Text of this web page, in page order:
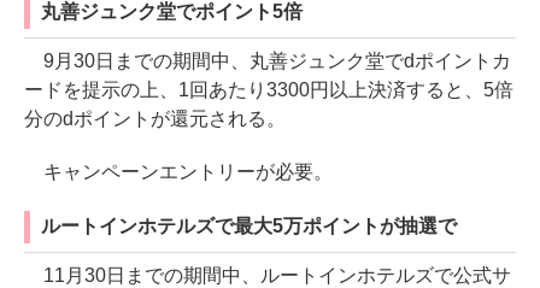
丸善ジュンク堂でポイント5倍
9月30日までの期間中、丸善ジュンク堂でdポイントカ
ードを提示の上、1回あたり3300円以上決済すると、5倍
分のdポイントが還元される。
キャンペーンエントリーが必要。
ルートインホテルズで最大5万ポイントが抽選で
11月30日までの期間中、ルートインホテルズで公式サ